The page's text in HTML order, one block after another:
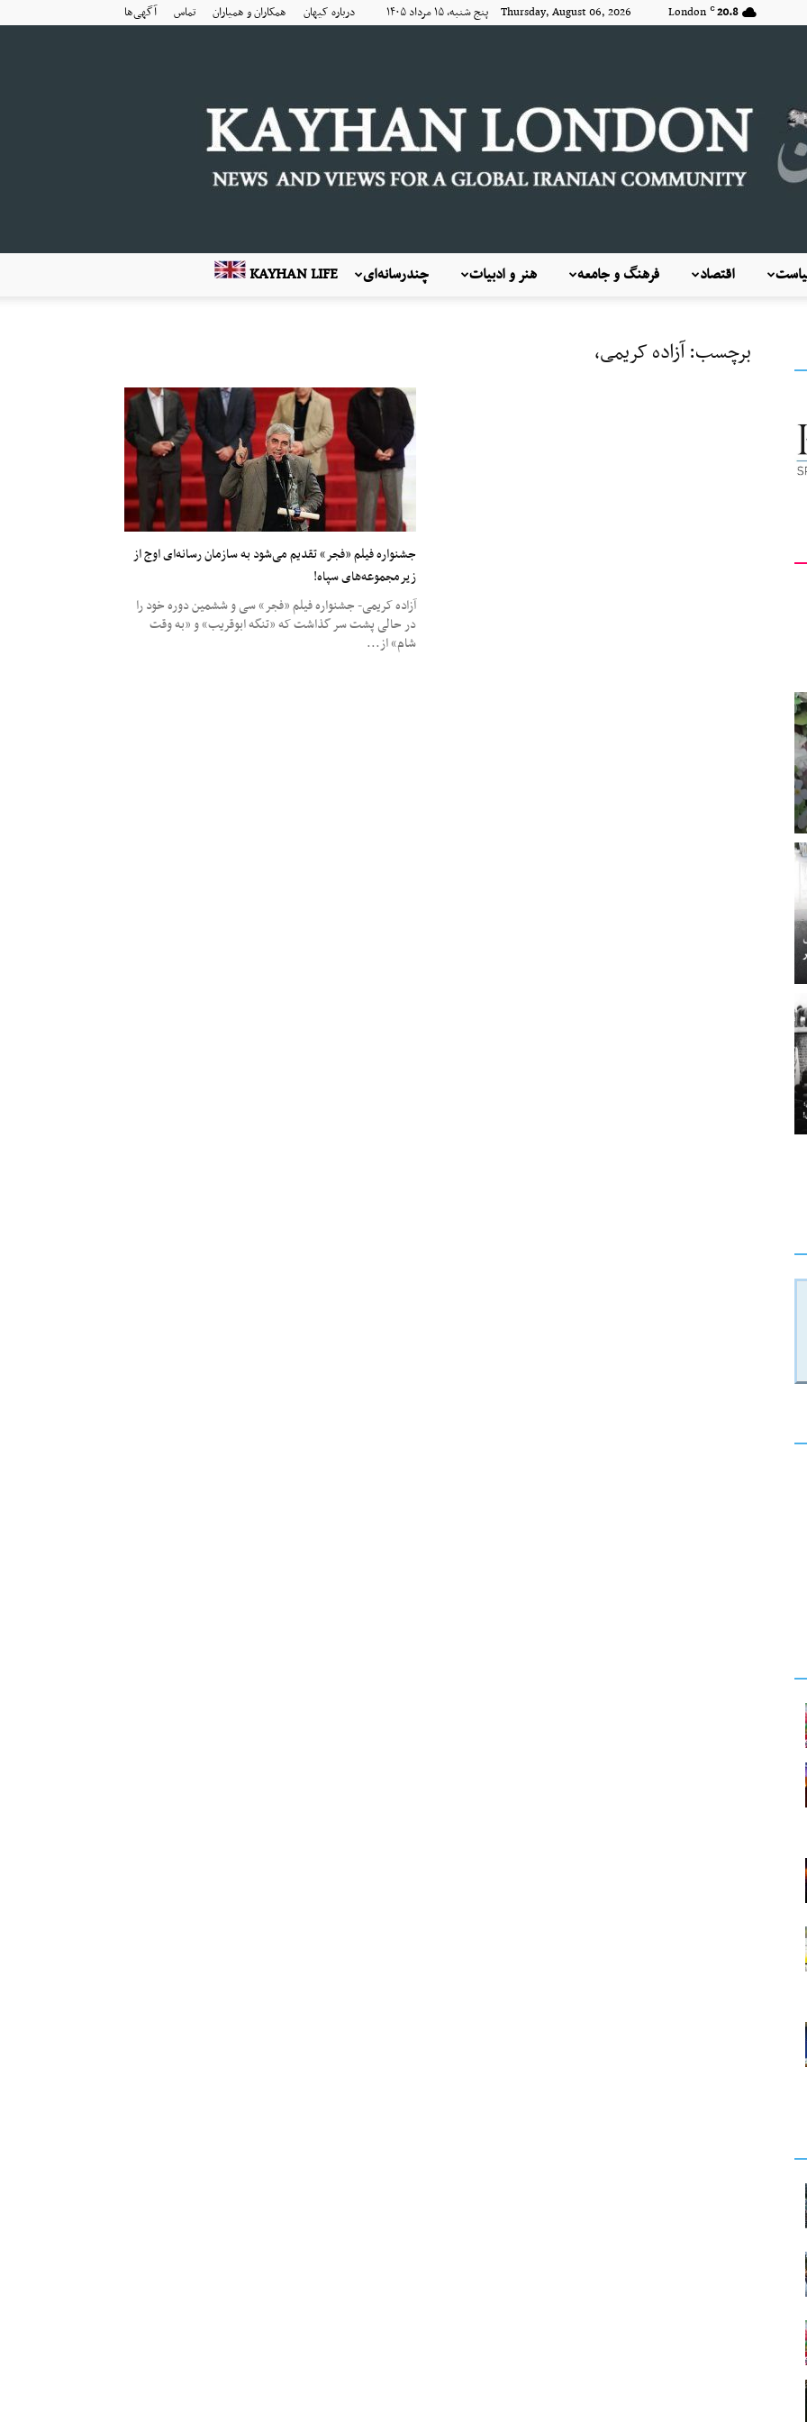
20.8
C
London Thursday, August 06, 2026 پنج شنبه, ۱۵ مرداد ۱۴۰۵ درباره کیهان همکاران و همیاران تماس آگهی‌ها
KAYHAN LIFE چندرسانه‌ای هنر و ادبیات فرهنگ و جامعه اقتصاد
برچسب: آزاده کریمی،
جشنواره فیلم «فجر» تقدیم می‌شود به سازمان رسانه‌ای اوج از
زیرمجموعه‌های سپاه!
آزاده کریمی- جشنواره فیلم «فجر» سی‌ و ششمین دوره خود را
در حالی پشت سر گذاشت که «تنگه ابوقریب» و «به وقت
شام» از...